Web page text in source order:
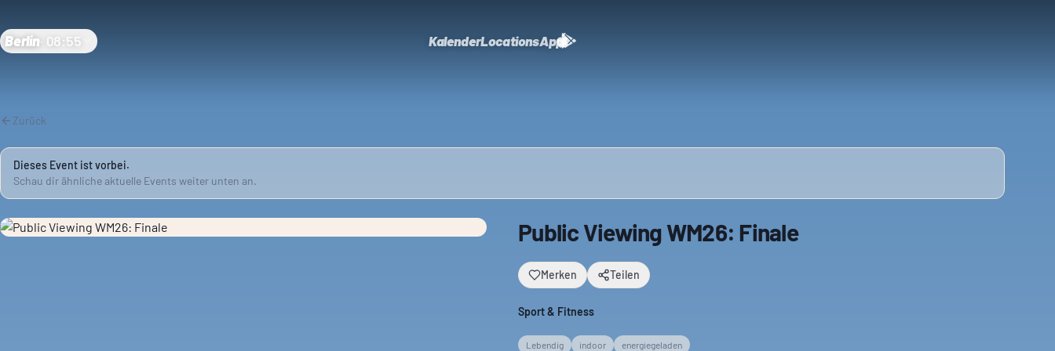
Berlin 08:55 KalenderLocationsApp
Zurück
Dieses Event ist vorbei.
Schau dir ähnliche aktuelle Events weiter unten an.
Public Viewing WM26: Finale
Merken Teilen
Sport & Fitness
Lebendig indoor energiegeladen